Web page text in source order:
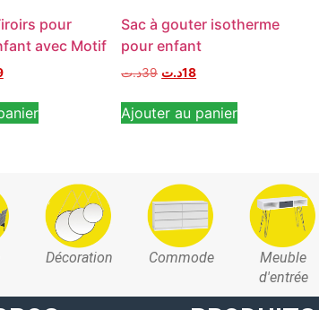
pour
avec Motif
Sac à gouter isotherme
pour enfant
39د.ت 18د.ت
Ajouter au panier
Décoration Commode
Meuble
d'entrée